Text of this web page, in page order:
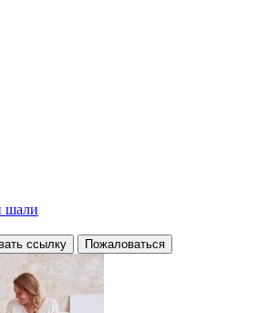
шали
ссылку Пожаловаться